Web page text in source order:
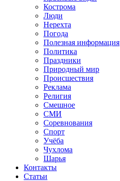
Кострома
Люди
Нерехта
Погода
Полезная информация
Политика
Праздники
Природный мир
Происшествия
Реклама
Религия
Смешное
СМИ
Соревнования
Спорт
Учёба
Чухлома
Шарья
Контакты
Статьи